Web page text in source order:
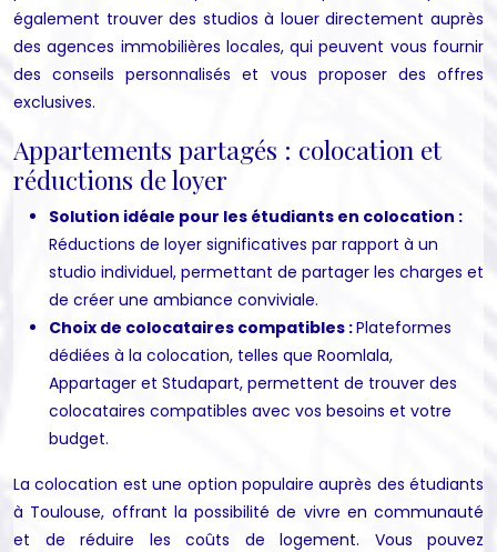
également trouver des studios à louer directement auprès
des agences immobilières locales, qui peuvent vous fournir
des conseils personnalisés et vous proposer des offres
exclusives.
Appartements partagés : colocation et
réductions de loyer
Solution idéale pour les étudiants en colocation :
Réductions de loyer significatives par rapport à un
studio individuel, permettant de partager les charges et
de créer une ambiance conviviale.
Choix de colocataires compatibles :Plateformes
dédiées à la colocation, telles que Roomlala,
Appartager et Studapart, permettent de trouver des
colocataires compatibles avec vos besoins et votre
budget.
La colocation est une option populaire auprès des étudiants
à Toulouse, offrant la possibilité de vivre en communauté
et de réduire les coûts de logement. Vous pouvez